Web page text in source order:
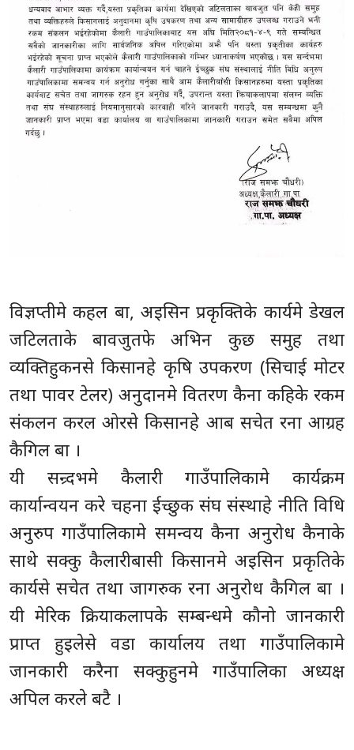
विज्ञप्तीमे कहल बा, अइसिन प्रकृक्तिके कार्यमे डेखल
जटिलताके बावजुतफे अभिन कुछ समुह तथा
व्यक्तिहुकनसे किसानहे कृषि उपकरण (सिचाई मोटर
तथा पावर टेलर) अनुदानमे वितरण कैना कहिके रकम
संकलन करल ओरसे किसानहे आब सचेत रना आग्रह
कैगिल बा ।
यी सन्र्दभमे कैलारी गाउँपालिकामे कार्यक्रम
कार्यान्वयन करे चहना ईच्छुक संघ संस्थाहे नीति विधि
अनुरुप गाउँपालिकामे समन्वय कैना अनुरोध कैनाके
साथे सक्कु कैलारीबासी किसानमे अइसिन प्रकृतिके
कार्यसे सचेत तथा जागरुक रना अनुरोध कैगिल बा ।
यी मेरिक क्रियाकलापके सम्बन्धमे कौनो जानकारी
प्राप्त हुइलेसे वडा कार्यालय तथा गाउँपालिकामे
जानकारी करैना सक्कुहुनमे गाउँपालिका अध्यक्ष
अपिल करले बटै ।